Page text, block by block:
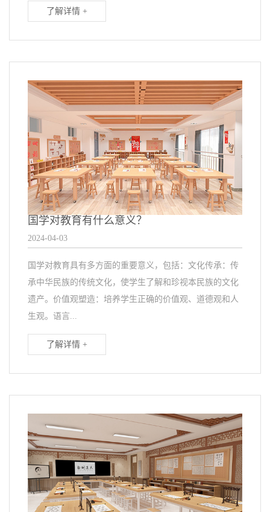
了解详情 +
国学对教育有什么意义？
2024-04-03
国学对教育具有多方面的重要意义，包括：文化传承：传
承中华民族的传统文化，使学生了解和珍视本民族的文化
遗产。价值观塑造：培养学生正确的价值观、道德观和人
生观。语言...
了解详情 +